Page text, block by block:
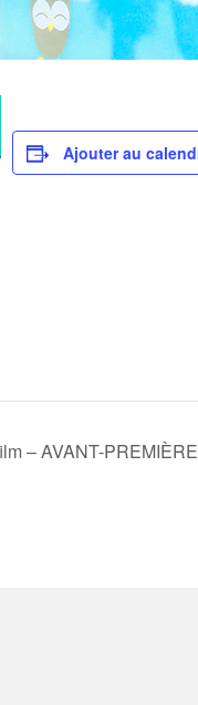
Ajouter au
– AVANT-PREMIÈRE